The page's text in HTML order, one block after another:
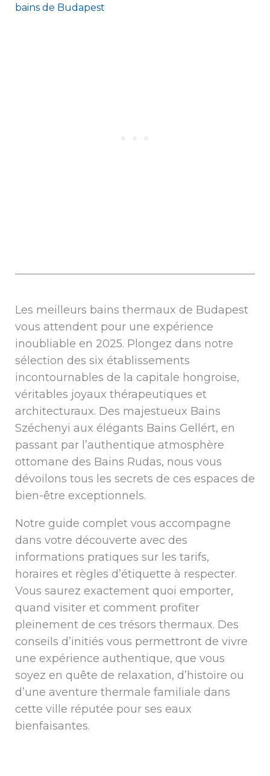
bains de Budapest
Les meilleurs bains thermaux de Budapest
vous attendent pour une expérience
inoubliable en 2025. Plongez dans notre
sélection des six établissements
incontournables de la capitale hongroise,
véritables joyaux thérapeutiques et
architecturaux. Des majestueux Bains
Széchenyi aux élégants Bains Gellért, en
passant par l’authentique atmosphère
ottomane des Bains Rudas, nous vous
dévoilons tous les secrets de ces espaces de
bien-être exceptionnels.
Notre guide complet vous accompagne
dans votre découverte avec des
informations pratiques sur les tarifs,
horaires et règles d’étiquette à respecter.
Vous saurez exactement quoi emporter,
quand visiter et comment profiter
pleinement de ces trésors thermaux. Des
conseils d’initiés vous permettront de vivre
une expérience authentique, que vous
soyez en quête de relaxation, d’histoire ou
d’une aventure thermale familiale dans
cette ville réputée pour ses eaux
bienfaisantes.